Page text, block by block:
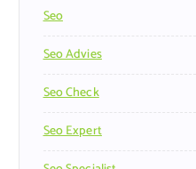
Seo
Seo Advies
Seo Check
Seo Expert